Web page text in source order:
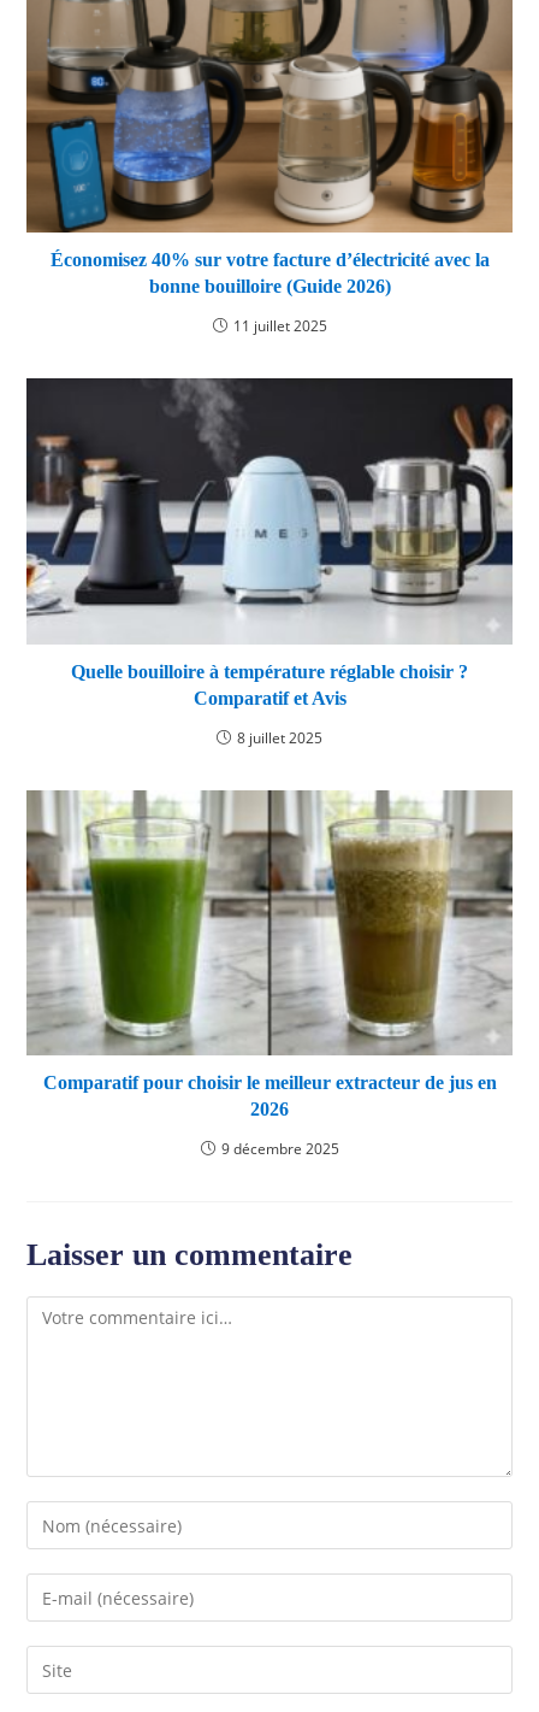
Économisez 40% sur votre facture d’électricité avec la
bonne bouilloire (Guide 2026)
11 juillet 2025
Quelle bouilloire à température réglable choisir ?
Comparatif et Avis
8 juillet 2025
Comparatif pour choisir le meilleur extracteur de jus en
2026
9 décembre 2025
Laisser un commentaire
Comment
your
name
username
to
comment
your
email
address
to
Saisir
l’URL